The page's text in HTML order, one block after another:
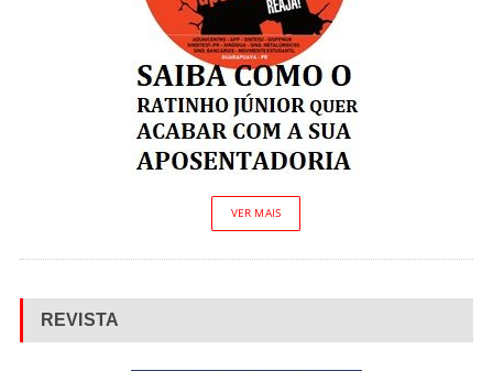
VER MAIS
REVISTA